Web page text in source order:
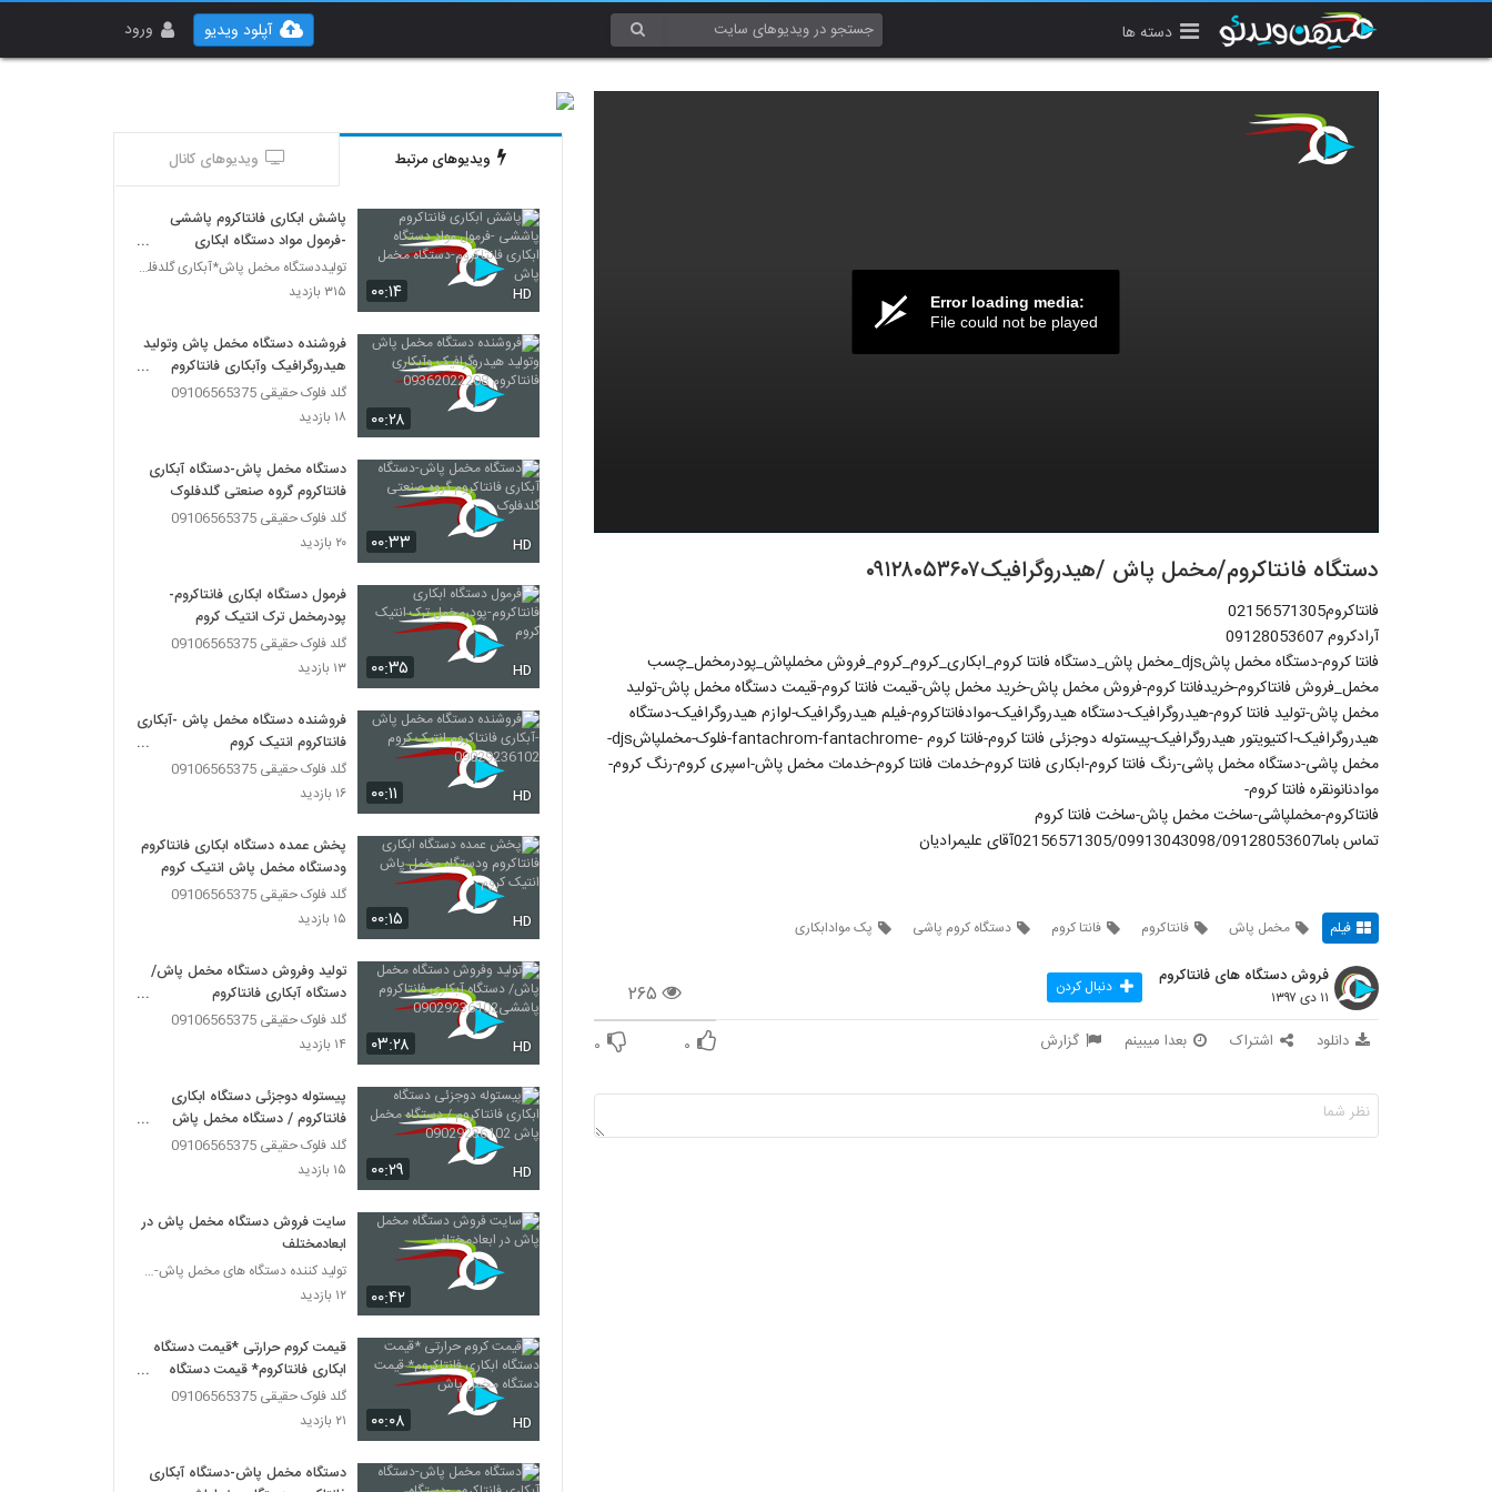
دسته ها ورود آپلود ویدیو
Error loading media:
File could not be played
دستگاه فانتاکروم/مخمل پاش /هیدروگرافیک۰۹۱۲۸۰۵۳۶۰۷
فانتاکروم02156571305
آرادکروم 09128053607
فانتا کروم-دستگاه مخمل پاشdjs_مخمل پاش_دستگاه فانتا کروم_ابکاری_کروم_کروم_فروش مخملپاش_پودرمخمل_چسب
مخمل_فروش فانتاکروم-خریدفانتا کروم-فروش مخمل پاش-خرید مخمل پاش-قیمت فانتا کروم-قیمت دستگاه مخمل پاش-تولید
مخمل پاش-تولید فانتا کروم-هیدروگرافیک-دستگاه هیدروگرافیک-موادفانتاکروم-فیلم هیدروگرافیک-لوازم هیدروگرافیک-دستگاه
هیدروگرافیک-اکتیویتور هیدروگرافیک-پیستوله دوجزئی فانتا کروم-فانتا کروم -fantachrom-fantachrome-فلوک-مخملپاشdjs-
مخمل پاشی-دستگاه مخمل پاشی-رنگ فانتا کروم-ابکاری فانتا کروم-خدمات فانتا کروم-خدمات مخمل پاش-اسپری کروم-رنگ کروم-
موادنانونقره فانتا کروم-
فانتاکروم-مخملپاشی-ساخت مخمل پاش-ساخت فانتا کروم
تماس باما02156571305/09913043098/09128053607آقای علیمرادیان
فیلم مخمل پاش فانتاکروم فانتا کروم دستگاه کروم پاشی پک موادابکاری
۲۶۵
فروش دستگاه های فانتاکروم
۱۱ دی ۱۳۹۷ دنبال کردن
دانلود اشتراک بعدا میبینم گزارش ۰ ۰
ویدیوهای مرتبط ویدیوهای کانال
۰۰:۱۴ HD
پاشش ابکاری فانتاکروم پاششی
-فرمول مواد دستگاه ابکاری
فانتاکروم-دستگاه مخمل پاش
تولیددستگاه مخمل پاش*آبکاری گلدفلوک 09106565375
۳۱۵ بازدید
۰۰:۲۸
فروشنده دستگاه مخمل پاش وتولید
هیدروگرافیک وآبکاری فانتاکروم
09362022208
گلد فلوک حقیقی 09106565375
۱۸ بازدید
۰۰:۳۳ HD
دستگاه مخمل پاش-دستگاه آبکاری
فانتاکروم گروه صنعتی گلدفلوک
گلد فلوک حقیقی 09106565375
۲۰ بازدید
۰۰:۳۵ HD
فرمول دستگاه ابکاری فانتاکروم-
پودرمخمل ترک انتیک کروم
گلد فلوک حقیقی 09106565375
۱۳ بازدید
۰۰:۱۱ HD
فروشنده دستگاه مخمل پاش -آبکاری
فانتاکروم انتیک کروم
09029236102
گلد فلوک حقیقی 09106565375
۱۶ بازدید
۰۰:۱۵ HD
پخش عمده دستگاه ابکاری فانتاکروم
ودستگاه مخمل پاش انتیک کروم
گلد فلوک حقیقی 09106565375
۱۵ بازدید
۰۳:۲۸ HD
تولید وفروش دستگاه مخمل پاش/
دستگاه آبکاری فانتاکروم
پاششی09029236102
گلد فلوک حقیقی 09106565375
۱۴ بازدید
۰۰:۲۹ HD
پیستوله دوجزئی دستگاه ابکاری
فانتاکروم / دستگاه مخمل پاش
09029236102
گلد فلوک حقیقی 09106565375
۱۵ بازدید
۰۰:۴۲
سایت فروش دستگاه مخمل پاش در
ابعادمختلف
تولید کننده دستگاه های مخمل پاش-هیدروگرافیک-ابکاری
۱۲ بازدید
۰۰:۰۸ HD
قیمت کروم حرارتی *قیمت دستگاه
ابکاری فانتاکروم* قیمت دستگاه
مخمل پاش
گلد فلوک حقیقی 09106565375
۲۱ بازدید
دستگاه مخمل پاش-دستگاه آبکاری